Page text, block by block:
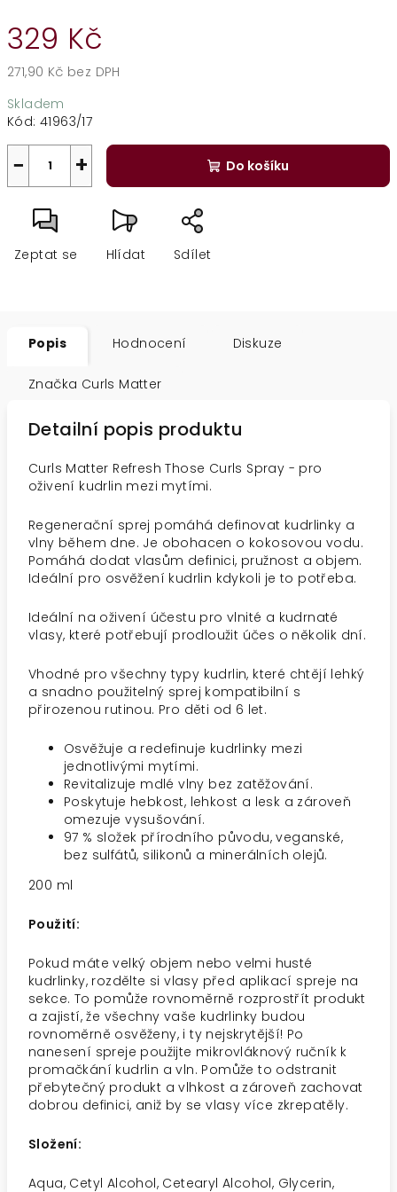
329 Kč
271,90 Kč bez DPH
cena:
Skladem
Kód: 41963/17
+
− Do košíku
Zeptat se Hlídat Sdílet
Popis Hodnocení Diskuze
Značka Curls Matter
Detailní popis produktu
Curls Matter Refresh Those Curls Spray - pro
oživení kudrlin mezi mytími.
Regenerační sprej pomáhá definovat kudrlinky a
vlny během dne. Je obohacen o kokosovou vodu.
Pomáhá dodat vlasům definici, pružnost a objem.
Ideální pro osvěžení kudrlin kdykoli je to potřeba.
Ideální na oživení účestu pro vlnité a kudrnaté
vlasy, které potřebují prodloužit účes o několik dní.
Vhodné pro všechny typy kudrlin, které chtějí lehký
a snadno použitelný sprej kompatibilní s
přirozenou rutinou. Pro děti od 6 let.
Osvěžuje a redefinuje kudrlinky mezi
jednotlivými mytími.
Revitalizuje mdlé vlny bez zatěžování.
Poskytuje hebkost, lehkost a lesk a zároveň
omezuje vysušování.
97 % složek přírodního původu, veganské,
bez sulfátů, silikonů a minerálních olejů.
200 ml
Použití:
Pokud máte velký objem nebo velmi husté
kudrlinky, rozdělte si vlasy před aplikací spreje na
sekce. To pomůže rovnoměrně rozprostřít produkt
a zajistí, že všechny vaše kudrlinky budou
rovnoměrně osvěženy, i ty nejskrytější! Po
nanesení spreje použijte mikrovláknový ručník k
promačkání kudrlin a vln. Pomůže to odstranit
přebytečný produkt a vlhkost a zároveň zachovat
dobrou definici, aniž by se vlasy více zkrepatěly.
Složení:
Aqua, Cetyl Alcohol, Cetearyl Alcohol, Glycerin,